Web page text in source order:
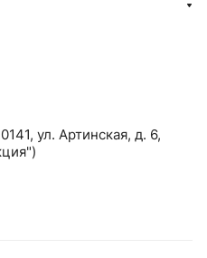
ул. Артинская, д. 6,